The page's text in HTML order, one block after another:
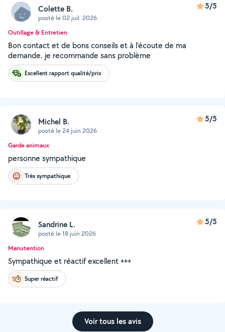
Colette B.
posté le 02 juil. 2026
5/5
Outillage & Entretien
Bon contact et de bons conseils et à l'écoute de ma
demande. je recommande sans problème
Excellent rapport qualité/prix
Michel B.
posté le 24 juin 2026
5/5
Garde animaux
personne sympathique
Très sympathique
Sandrine L.
posté le 18 juin 2026
5/5
Manutention
Sympathique et réactif excellent +++
Super réactif
Voir tous les avis